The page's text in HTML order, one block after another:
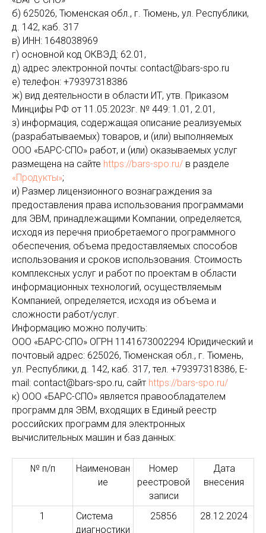
б) 625026, Тюменская обл., г. Тюмень, ул. Республики,
д. 142, каб. 317
в) ИНН: 1648038969
г) основной код ОКВЭД: 62.01,
д) адрес электронной почты: contact@bars-spo.ru
е) телефон: +79397318386
ж) вид деятельности в области ИТ, утв. Приказом
Минцифы РФ от 11.05.2023г. № 449: 1.01, 2.01,
з) информация, содержащая описание реализуемых
(разрабатываемых) товаров, и (или) выполняемых
ООО «БАРС-СПО» работ, и (или) оказываемых услуг
размещена на сайте https://bars-spo.ru/ в разделе
«Продукты»;
и) Размер лицензионного вознаграждения за
предоставления права использования программами
для ЭВМ, принадлежащими Компании, определяется,
исходя из перечня приобретаемого программного
обеспечения, объема предоставляемых способов
использования и сроков использования. Стоимость
комплексных услуг и работ по проектам в области
информационных технологий, осуществляемым
Компанией, определяется, исходя из объема и
сложности работ/услуг.
Информацию можно получить:
ООО «БАРС-СПО» ОГРН 1141673002294 Юридический и
почтовый адрес: 625026, Тюменская обл., г. Тюмень,
ул. Республики, д. 142, каб. 317, тел. +79397318386, E-
mail: contact@bars-spo.ru, сайт https://bars-spo.ru/
к) ООО «БАРС-СПО» является правообладателем
программ для ЭВМ, входящих в Единый реестр
российских программ для электронных
вычислительных машин и баз данных:
№ п/п
Наименован
ие
Номер
реестровой
записи
Дата
внесения
1
Система
диагностики
25856 28.12.2024